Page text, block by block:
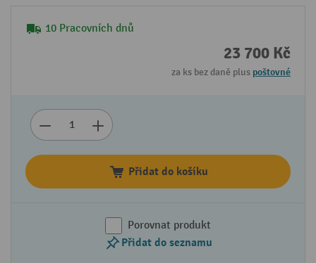
10 Pracovních dnů
23 700 Kč
za ks bez daně plus poštovné
Přidat do košíku
Porovnat produkt
Přidat do seznamu